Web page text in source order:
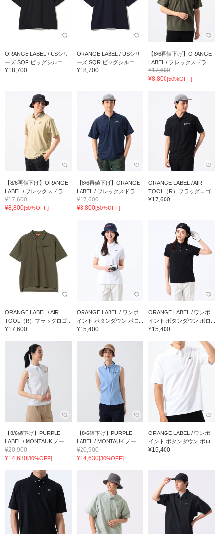
ORANGE LABEL / USシリ
ーズ SQR ビッグシルエ...
¥18,700
ORANGE LABEL / USシリ
ーズ SQR ビッグシルエ...
¥18,700
【8/6再値下げ】ORANGE
LABEL / フレックスドラ...
¥17,600
¥8,800[50%OFF]
【8/6再値下げ】ORANGE
LABEL / フレックスドラ...
¥17,600
¥8,800[50%OFF]
【8/6再値下げ】ORANGE
LABEL / フレックスドラ...
¥17,600
¥8,800[50%OFF]
ORANGE LABEL / AIR
TOOL（R）フラッグロゴ...
¥17,600
ORANGE LABEL / AIR
TOOL（R）フラッグロゴ...
¥17,600
ORANGE LABEL / ワンポ
イント ボタンダウン ポロ...
¥15,400
ORANGE LABEL / ワンポ
イント ボタンダウン ポロ...
¥15,400
【8/6値下げ】PURPLE
LABEL / MONTAUK ノー...
¥20,900
¥14,630[30%OFF]
【8/6値下げ】PURPLE
LABEL / MONTAUK ノー...
¥20,900
¥14,630[30%OFF]
ORANGE LABEL / ワンポ
イント ボタンダウン ポロ...
¥15,400